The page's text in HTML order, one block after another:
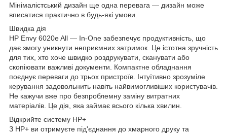
Мінімалістський дизайн ще одна перевага — дизайн може
вписатися практично в будь-які умови.
Швидка дія
HP Envy 6020e All — In-One забезпечує продуктивність, що
дає змогу уникнути неприємних затримок. Це істотна зручність
для тих, хто хоче швидко роздрукувати, сканувати або
скопіювати важливі документи. Компактне обладнання
поєднує переваги до трьох пристроїв. Інтуїтивно зрозуміле
керування задовольнить навіть найвимогливіших користувачів.
Не кажучи вже про безпроблемну заміну витратних
матеріалів. Це дія, яка займає всього кілька хвилин.
Відкрийте систему HP+
З HP+ ви отримуєте під'єднання до хмарного друку та